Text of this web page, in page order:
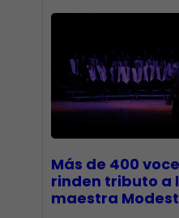
Más de 400
rinden tributo a
maestra